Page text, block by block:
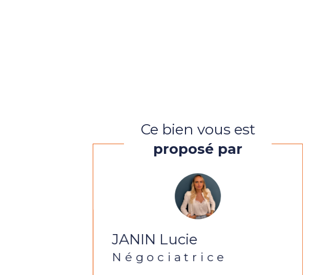
Ce bien vous est
proposé par
JANIN Lucie
Négociatrice